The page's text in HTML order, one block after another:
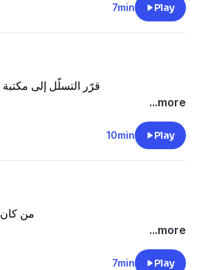
7min Play
قرّر التسلّل إلى مكتبة
...more
10min Play
...more
7min Play